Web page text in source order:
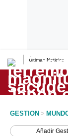
Últimas Noticias
Lo último
Peru Quiosco
GESTION >
Añadir